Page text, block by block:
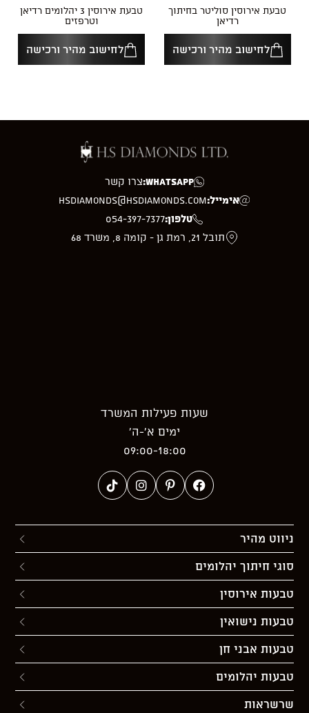
טבעת אירוסין סוליטר בחיתוך
רדיאן
לחישוב מהיר ורכישה
טבעת אירוסין 3 יהלומים רדיאן
וטרפזים
לחישוב מהיר ורכישה
WhatsApp: צרו קשר
אימייל:hsdiamonds@hsdiamonds.com
טלפון:054-397-7377
תובל 21, רמת גן - קומה 8, משרד 68
שעות פעילות המשרד
ימים א’-ה’
09:00-18:00
ניווט מהיר
סוגי חיתוך יהלומים
טבעות אירוסין
טבעות נישואין
טבעות אבני חן
טבעות יהלומים
שרשראות